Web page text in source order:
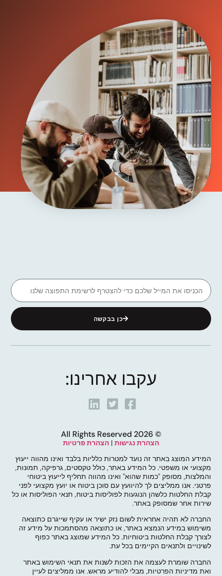
כן בבקשה
עקבו אחרינו:
© 2026 All Rights Reserved
הצהרת נגישות | הצהרת פרטיות
המידע המוצג באתר זה נועד למטרות כלליות בלבד ואינו מהווה ייעוץ
מקצועי או משפטי. כל המידע באתר, כולל טקסטים, גרפיקה, תמונות,
והמלצות, מסופק "כמות שהוא" ואינו מהווה תחליף לייעוץ ביטוחי
פרטני. אנו ממליצים לך להיוועץ עם סוכן ביטוח או יועץ מקצועי לפני
קבלת החלטות כלשהן הנוגעות לפוליסות ביטוח, תנאי הפוליסות או כל
שירות אחר שמסופק באתר.
החברה לא תהיה אחראית לשום נזק ישיר או עקיף שייגרם כתוצאה
משימוש במידע הנמצא באתר, או כתוצאה מהסתמכות על מידע זה
לצורך קבלת החלטות ביטוחיות. כל המידע שמוצג באתר כפוף
לשינויים ולתנאים הקיימים בכל עת.
החברה שומרת לעצמה את הזכות לשנות את תנאי השימוש באתר
ואת מדיניות הפרטיות, מבלי להודיע מראש. אנו ממליצים לעיין